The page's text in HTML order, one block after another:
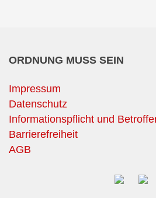
ORDNUNG MUSS SEIN
Impressum
Datenschutz
Informationspflicht und
Barrierefreiheit
AGB